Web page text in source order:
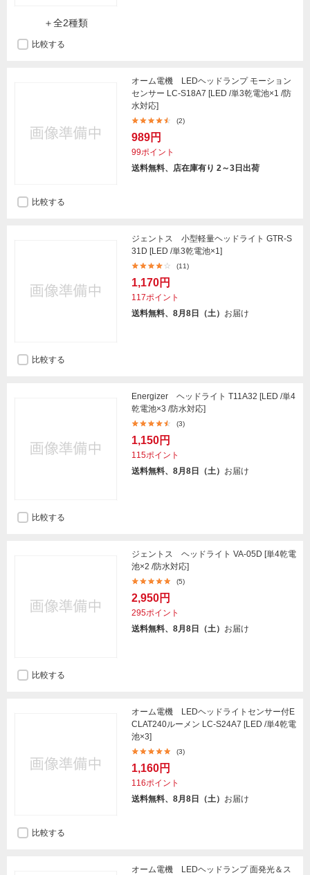
＋全2種類
比較する
オーム電機 LEDヘッドランプ モーション
センサー LC-S18A7 [LED /単3乾電池×1 /防
水対応]
(2)
989円
99ポイント
送料無料、店在庫有り 2～3日出荷
比較する
ジェントス 小型軽量ヘッドライト GTR-S
31D [LED /単3乾電池×1]
(11)
1,170円
117ポイント
送料無料、8月8日（土） お届け
比較する
Energizer ヘッドライト T11A32 [LED /単4
乾電池×3 /防水対応]
(3)
1,150円
115ポイント
送料無料、8月8日（土） お届け
比較する
ジェントス ヘッドライト VA-05D [単4乾電
池×2 /防水対応]
(5)
2,950円
295ポイント
送料無料、8月8日（土） お届け
比較する
オーム電機 LEDヘッドライトセンサー付E
CLAT240ルーメン LC-S24A7 [LED /単4乾電
池×3]
(3)
1,160円
116ポイント
送料無料、8月8日（土） お届け
比較する
オーム電機 LEDヘッドランプ 面発光＆ス